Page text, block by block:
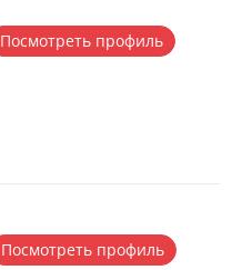
Посмотреть профиль
Посмотреть профиль